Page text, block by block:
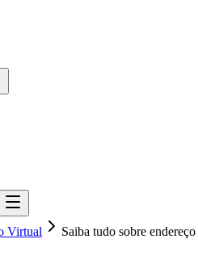
Virtual
Saiba tudo sobre